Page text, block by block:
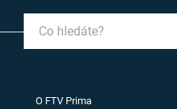
O FTV Prima